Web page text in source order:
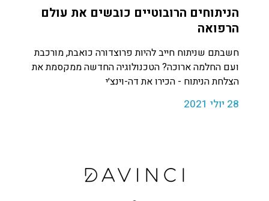
הניתוחים הרובוטיים כובשים את עולם
הרפואה
חשבתם שניתוח חייב להיות פרוצדורה כואבת, מורכבת
ועם החלמה ארוכה? הטכנולוגיה החדשה ממקסמת את
הצלחת הניתוח - הכירו את דה-וינצ׳י
28 יולי 2021